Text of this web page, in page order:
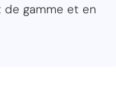
gamme et en